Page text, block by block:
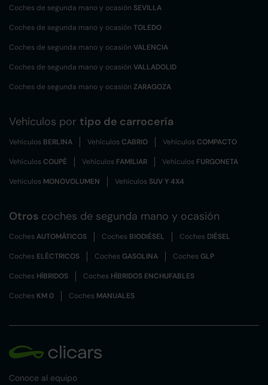
Coches de segunda mano y ocasión SEVILLA
Coches de segunda mano y ocasión TOLEDO
Coches de segunda mano y ocasión VALENCIA
Coches de segunda mano y ocasión VALLADOLID
Coches de segunda mano y ocasión ZARAGOZA
Vehículos por tipo de carrocería
Vehículos BERLINA VehículosCABRIO VehículosCOMPACTO
VehículosCOUPÉ Vehículos FAMILIAR Vehículos FURGONETA
Vehículos MONOVOLUMEN Vehículos SUV Y 4X4
Otros coches de segunda mano y ocasión
CochesAUTOMÁTICOS Coches BIODIÉSEL Coches DIÉSEL
Coches ELÉCTRICOS CochesGASOLINA CochesGLP
Coches HÍBRIDOS Coches HÍBRIDOS ENCHUFABLES
Coches KM 0 Coches MANUALES
Conoce al equipo